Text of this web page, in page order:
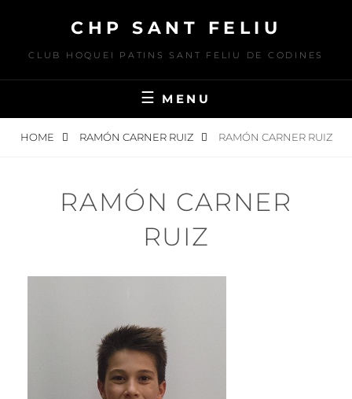
content
CHP SANT FELIU
CLUB HOQUEI PATINS SANT FELIU DE CODINES
MENU
HOME RAMÓN CARNER RUIZ RAMÓN CARNER RUIZ
RAMÓN CARNER
RUIZ